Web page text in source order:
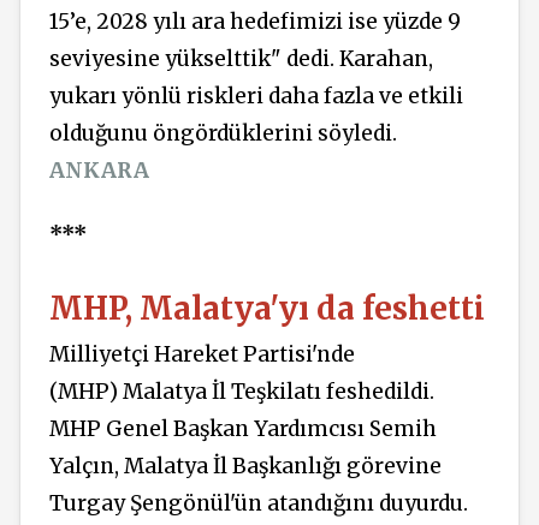
15’e, 2028 yılı ara hedefimizi ise yüzde 9
seviyesine yükselttik" dedi. Karahan,
yukarı yönlü riskleri daha fazla ve etkili
olduğunu öngördüklerini söyledi.
ANKARA
***
MHP, Malatya'yı da feshetti
Milliyetçi Hareket Partisi'nde
(MHP) Malatya İl Teşkilatı feshedildi.
MHP Genel Başkan Yardımcısı Semih
Yalçın, Malatya İl Başkanlığı görevine
Turgay Şengönül'ün atandığını duyurdu.